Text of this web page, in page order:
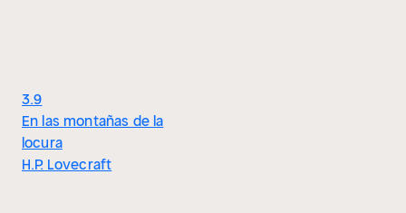
3.9
En las montañas de la
locura
H.P. Lovecraft